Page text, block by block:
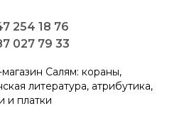
254 18 76
027 79 33
Салям: кораны,
литература, атрибутика,
и платки